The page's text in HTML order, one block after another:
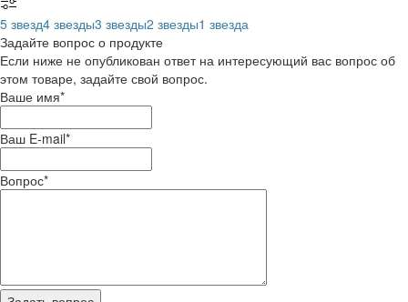
5 звезд4 звезды3 звезды2 звезды1 звезда
Задайте вопрос о продукте
Если ниже не опубликован ответ на интересующий вас вопрос об
этом товаре, задайте свой вопрос.
Ваше имя*
Ваш E-mail*
Вопрос*